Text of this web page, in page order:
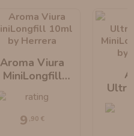
Aroma Viura
MiniLongfill
9 ,90 €
10ml